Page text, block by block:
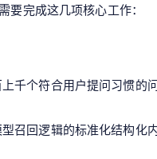
完成这几项核心工作：
千个符合用户提问习惯的
召回逻辑的标准化结构化